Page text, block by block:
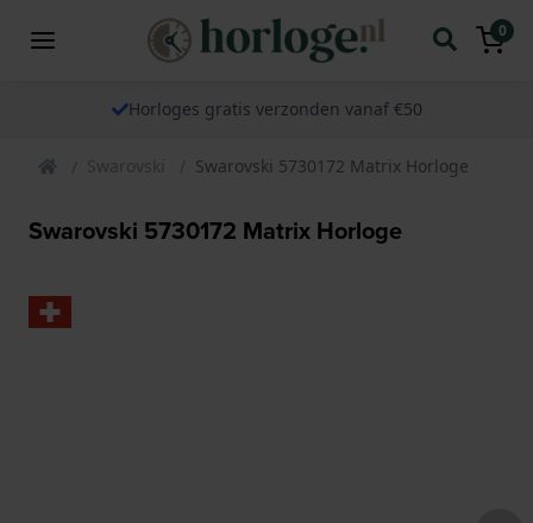
0
Horloges gratis verzonden vanaf €50
Swarovski Swarovski 5730172 Matrix Horloge
Swarovski 5730172 Matrix Horloge